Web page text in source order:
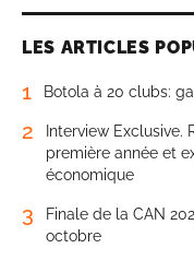
LES ARTICLES
1 Botola à 20 clubs:
2
Interview Exclusive.
première année et
économique
3
Finale de la CAN
octobre